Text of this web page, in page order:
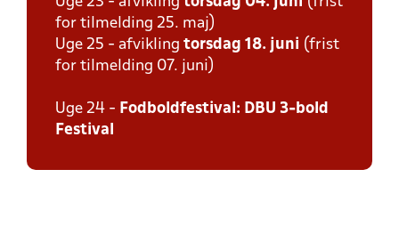
for tilmelding 25. maj)
Uge 25 - afvikling torsdag 18. juni (frist
for tilmelding 07. juni)
Uge 24 - Fodboldfestival: DBU 3-bold
Festival